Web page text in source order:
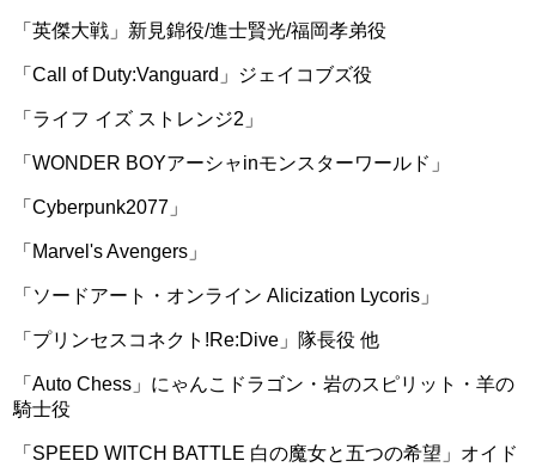
「英傑大戦」新見錦役/進士賢光/福岡孝弟役
「Call of Duty:Vanguard」ジェイコブズ役
「ライフ イズ ストレンジ2」
「WONDER BOYアーシャinモンスターワールド」
「Cyberpunk2077」
「Marvel's Avengers」
「ソードアート・オンライン Alicization Lycoris」
「プリンセスコネクト!Re:Dive」隊長役 他
「Auto Chess」にゃんこドラゴン・岩のスピリット・羊の
騎士役
「SPEED WITCH BATTLE 白の魔女と五つの希望」オイド